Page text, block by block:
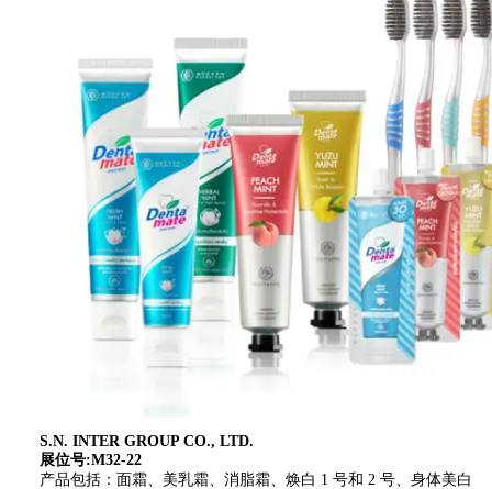
S.N. INTER GROUP CO., LTD.
展位号:M32-22
产品包括：面霜、美乳霜、消脂霜、焕白 1 号和 2 号、身体美白